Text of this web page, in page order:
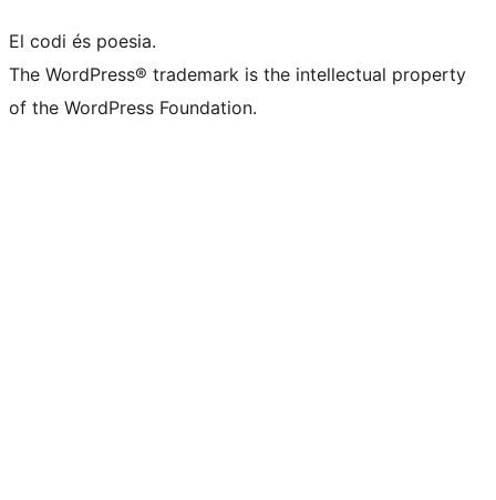
El codi és poesia.
The WordPress® trademark is the intellectual property
of the WordPress Foundation.